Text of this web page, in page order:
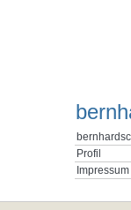
Profil
Impressum